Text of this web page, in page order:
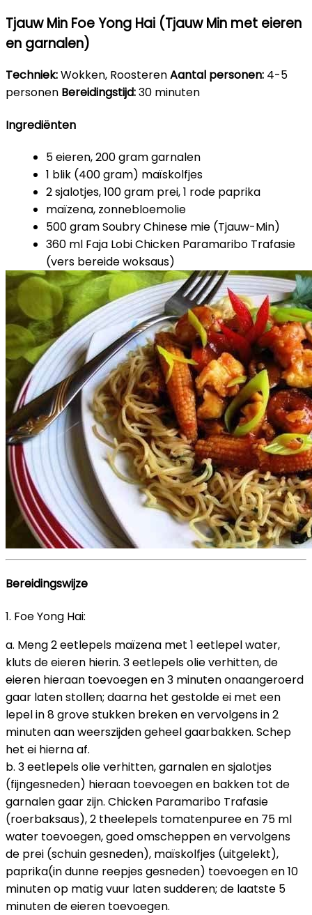
Tjauw Min Foe Yong Hai (Tjauw Min met eieren
en garnalen)
Techniek:Wokken, RoosterenAantal personen: 4-5
personen Bereidingstijd:30 minuten
Ingrediënten
5 eieren, 200 gram garnalen
1 blik (400 gram) maïskolfjes
2 sjalotjes, 100 gram prei, 1 rode paprika
maïzena, zonnebloemolie
500 gram Soubry Chinese mie (Tjauw-Min)
360 ml Faja Lobi Chicken Paramaribo Trafasie
(vers bereide woksaus)
Bereidingswijze
1. Foe Yong Hai:
a. Meng 2 eetlepels maïzena met 1 eetlepel water,
kluts de eieren hierin. 3 eetlepels olie verhitten, de
eieren hieraan toevoegen en 3 minuten onaangeroerd
gaar laten stollen; daarna het gestolde ei met een
lepel in 8 grove stukken breken en vervolgens in 2
minuten aan weerszijden geheel gaarbakken. Schep
het ei hierna af.
b. 3 eetlepels olie verhitten, garnalen en sjalotjes
(fijngesneden) hieraan toevoegen en bakken tot de
garnalen gaar zijn. Chicken Paramaribo Trafasie
(roerbaksaus), 2 theelepels tomatenpuree en 75 ml
water toevoegen, goed omscheppen en vervolgens
de prei (schuin gesneden), maïskolfjes (uitgelekt),
paprika(in dunne reepjes gesneden) toevoegen en 10
minuten op matig vuur laten sudderen; de laatste 5
minuten de eieren toevoegen.